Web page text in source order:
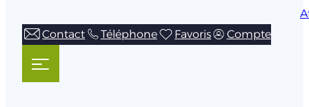
Contact
Téléphone Favoris Compte